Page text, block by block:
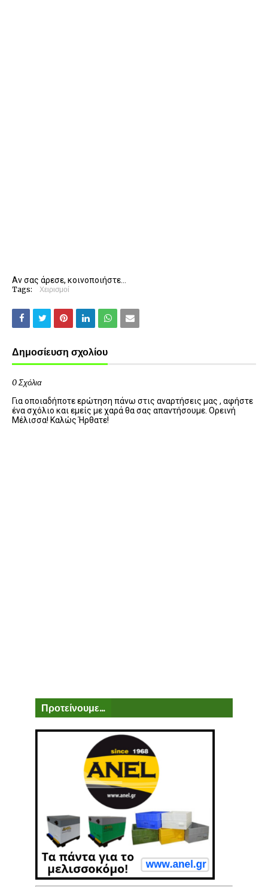
Αν σας άρεσε, κοινοποιήστε...
Tags: Χειρισμοί
Δημοσίευση σχολίου
0 Σχόλια
Για οποιαδήποτε ερώτηση πάνω στις αναρτήσεις μας , αφήστε
ένα σχόλιο και εμείς με χαρά θα σας απαντήσουμε. Ορεινή
Μέλισσα! Καλώς Ήρθατε!
Προτείνουμε...